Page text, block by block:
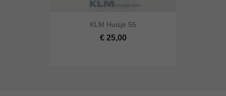
KLM Huisje 55
€ 25,00